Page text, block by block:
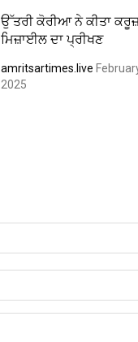
ਉੱਤਰੀ ਕੋਰੀਆ ਨੇ ਕੀਤਾ
ਮਿਜ਼ਾਈਲ ਦਾ ਪ੍ਰੀਖਣ
amritsartimes.live
2025